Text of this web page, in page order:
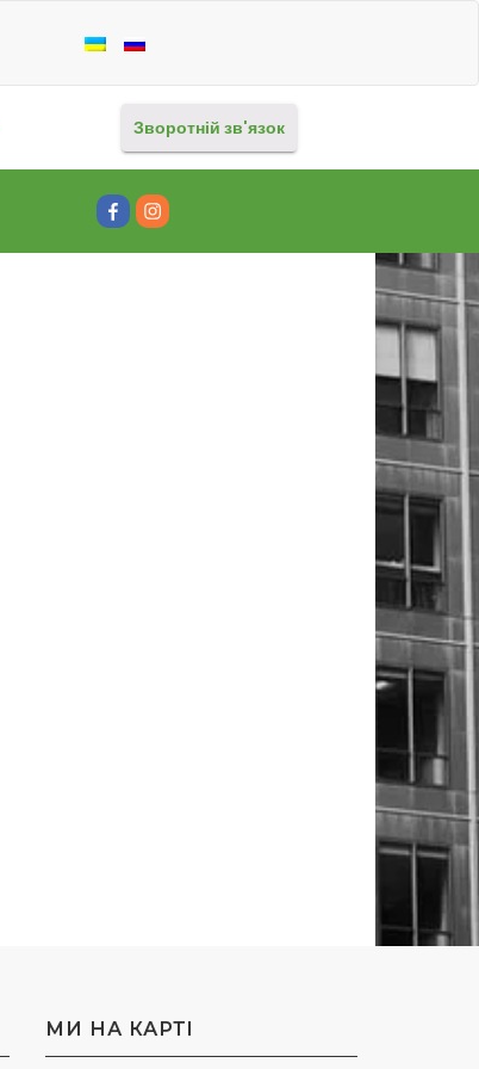
Зворотній зв'язок
FacebookInstagram
МИ НА КАРТI